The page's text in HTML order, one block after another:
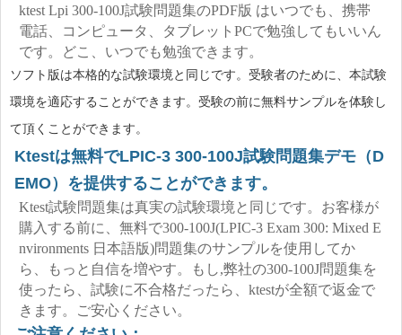
ktest Lpi 300-100J試験問題集のPDF版 はいつでも、携帯
電話、コンピュータ、タブレットPCで勉強してもいいん
です。どこ、いつでも勉強できます。
ソフト版は本格的な試験環境と同じです。受験者のために、本試験
環境を適応することができます。受験の前に無料サンプルを体験し
て頂くことができます。
Ktestは無料でLPIC-3 300-100J試験問題集デモ（D
EMO）を提供することができます。
Ktest試験問題集は真実の試験環境と同じです。お客様が
購入する前に、無料で300-100J(LPIC-3 Exam 300: Mixed E
nvironments 日本語版)問題集のサンプルを使用してか
ら、もっと自信を増やす。もし,弊社の300-100J問題集を
使ったら、試験に不合格だったら、ktestが全額で返金で
きます。ご安心ください。